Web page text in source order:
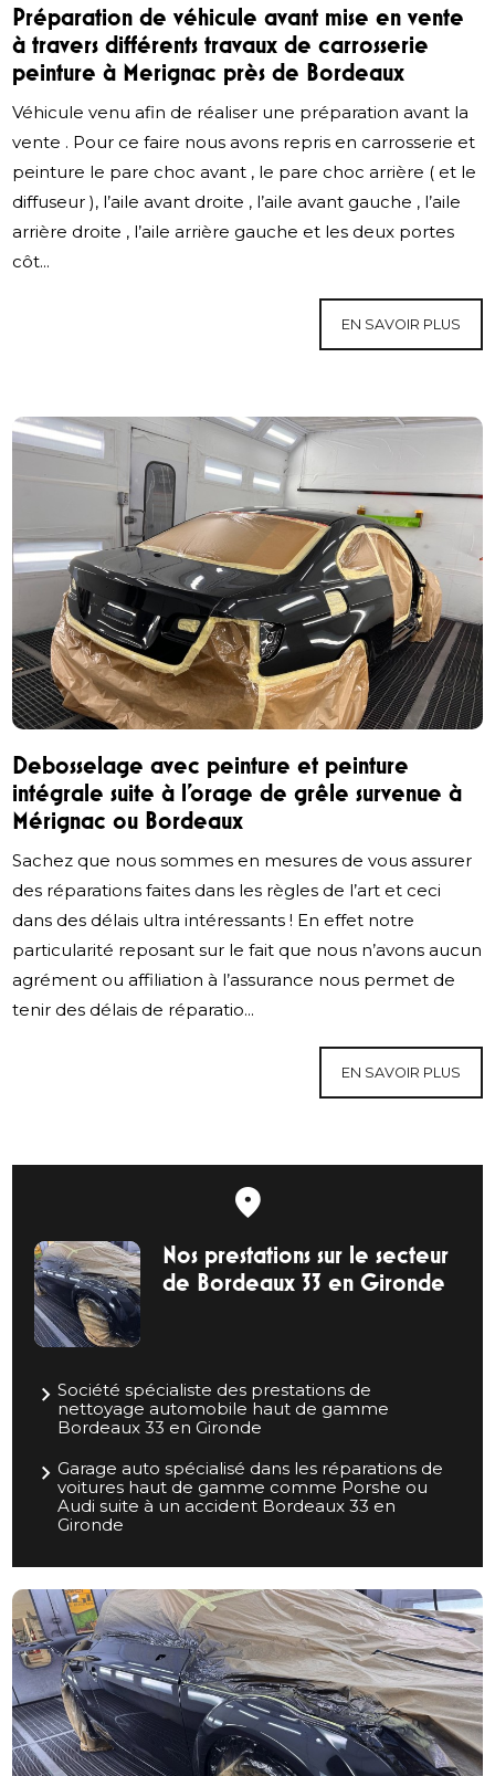
Préparation de véhicule avant mise en vente
à travers différents travaux de carrosserie
peinture à Merignac près de Bordeaux
Véhicule venu afin de réaliser une préparation avant la
vente . Pour ce faire nous avons repris en carrosserie et
peinture le pare choc avant , le pare choc arrière ( et le
diffuseur ), l’aile avant droite , l’aile avant gauche , l’aile
arrière droite , l’aile arrière gauche et les deux portes
côt...
EN SAVOIR PLUS
Debosselage avec peinture et peinture
intégrale suite à l’orage de grêle survenue à
Mérignac ou Bordeaux
Sachez que nous sommes en mesures de vous assurer
des réparations faites dans les règles de l’art et ceci
dans des délais ultra intéressants ! En effet notre
particularité reposant sur le fait que nous n’avons aucun
agrément ou affiliation à l’assurance nous permet de
tenir des délais de réparatio...
EN SAVOIR PLUS
Nos prestations sur le secteur
de Bordeaux 33 en Gironde
Société spécialiste des prestations de
nettoyage automobile haut de gamme
Bordeaux 33 en Gironde
Garage auto spécialisé dans les réparations de
voitures haut de gamme comme Porshe ou
Audi suite à un accident Bordeaux 33 en
Gironde